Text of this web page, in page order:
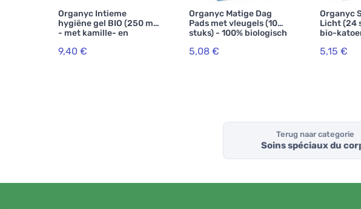
Organyc Intieme
hygiëne gel BIO (250 ml)
- met kamille- en
9,40 €
Organyc Matige Dag
Pads met vleugels (10
stuks) - 100% biologisch
5,08 €
Organyc
Licht (24
bio-
5,15 €
Terug naar categorie
Soins spéciaux du